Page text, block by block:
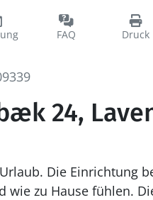
FAQ Druck
24,
Die Einrichtung
wie zu Hause fühlen.